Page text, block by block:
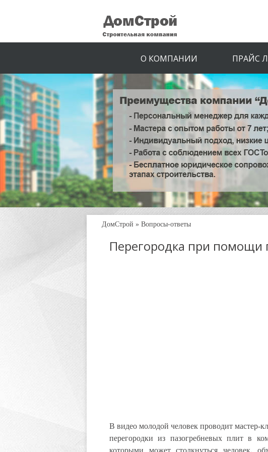
О КОМПАНИИ ПРАЙС
ДомСтрой » Вопросы-ответы
Перегородка при помощи
В видео молодой человек проводит мастер-
перегородки из пазогребневых плит в
которыми может столкнуться человек,